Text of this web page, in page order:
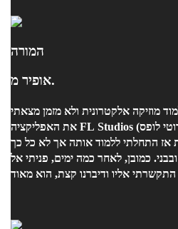
המורה
אופיר מ.
ללמוד מוזיקה אלקטרונית ולא מזמן מצאתי
את האפליקציה FL Studios (פרוטי לופס). FL Studios היא תוכנה
אז התחלתי ללמוד אותה אך לא כל כך
כמובן, לאחר כמה ימים, פניתי אל
האינטרנט ומצאתי את אופיר. התקשרתי אליו ודיברנו קצת, הוא מאוד
האינטרנט) השיעורים מלאים בכיף ומידע. אומנם הוא לא כל כך